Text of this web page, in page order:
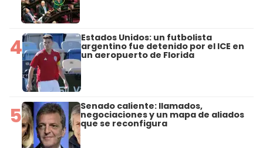
4 Estados Unidos: un futbolista
argentino fue detenido por el ICE en
un aeropuerto de Florida
5 Senado caliente: llamados,
negociaciones y un mapa de aliados
que se reconfigura